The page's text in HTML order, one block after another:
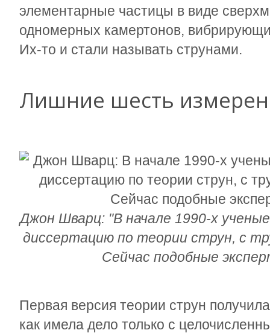
элементарные частицы в виде
одномерных камертонов,
Их-то и стали называть струнами.
Лишние шесть
Джон Шварц: "В начале 1990-х
диссертацию по теории струн, с
Сейчас подобные
Первая версия теории струн
как имела дело только с